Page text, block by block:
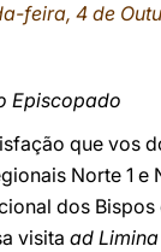
feira, 4 de
Episcopado
que vos
Norte 1 e
dos
visita ad